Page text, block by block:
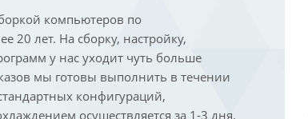
компьютеров по
20 лет. На сборку, настройку,
у нас уходит чуть больше
мы готовы выполнить в течении
конфигураций,
осуществляется за 1-3 дня.